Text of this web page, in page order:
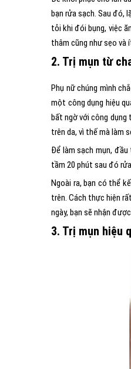
bạn rửa sạch. Sau đó,
tỏi khi đói bụng, việc
thâm cũng như sẹo và
2. Trị mụn từ
Phụ nữ chúng mình
một công dụng hiệu
bất ngờ với công dụng
trên da, vì thế mà làm
Để làm sạch mụn,
tầm 20 phút sau đó
Ngoài ra, bạn có thể
trên. Cách thực hiện
ngày, bạn sẽ nhận
3. Trị mụn hiệu